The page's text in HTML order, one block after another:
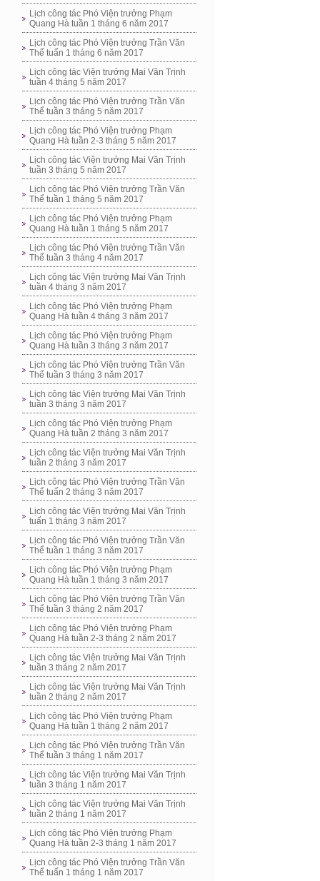
Lịch công tác Phó Viện trưởng Phạm
Quang Hà tuần 1 tháng 6 năm 2017
Lịch công tác Phó Viện trưởng Trần Văn
Thể tuấn 1 tháng 6 năm 2017
Lịch công tác Viện trưởng Mai Văn Trịnh
tuần 4 tháng 5 năm 2017
Lịch công tác Phó Viện trưởng Trần Văn
Thể tuần 3 tháng 5 năm 2017
Lịch công tác Phó Viện trưởng Phạm
Quang Hà tuần 2-3 tháng 5 năm 2017
Lịch công tác Viện trưởng Mai Văn Trịnh
tuần 3 tháng 5 năm 2017
Lịch công tác Phó Viện trưởng Trần Văn
Thể tuần 1 tháng 5 năm 2017
Lịch công tác Phó Viện trưởng Phạm
Quang Hà tuần 1 tháng 5 năm 2017
Lịch công tác Phó Viện trưởng Trần Văn
Thể tuần 3 tháng 4 năm 2017
Lịch công tác Viện trưởng Mai Văn Trịnh
tuần 4 tháng 3 năm 2017
Lịch công tác Phó Viện trưởng Phạm
Quang Hà tuần 4 tháng 3 năm 2017
Lịch công tác Phó Viện trưởng Phạm
Quang Hà tuần 3 tháng 3 năm 2017
Lịch công tác Phó Viện trưởng Trần Văn
Thể tuần 3 tháng 3 năm 2017
Lịch công tác Viện trưởng Mai Văn Trịnh
tuần 3 tháng 3 năm 2017
Lịch công tác Phó Viện trưởng Phạm
Quang Hà tuần 2 tháng 3 năm 2017
Lịch công tác Viện trưởng Mai Văn Trịnh
tuần 2 tháng 3 năm 2017
Lịch công tác Phó Viện trưởng Trần Văn
Thể tuấn 2 tháng 3 năm 2017
Lịch công tác Viện trưởng Mai Văn Trịnh
tuấn 1 tháng 3 năm 2017
Lịch công tác Phó Viện trưởng Trần Văn
Thể tuần 1 tháng 3 năm 2017
Lịch công tác Phó Viện trưởng Phạm
Quang Hà tuần 1 tháng 3 năm 2017
Lịch công tác Phó Viện trưởng Trần Văn
Thể tuần 3 tháng 2 năm 2017
Lịch công tác Phó Viện trưởng Phạm
Quang Hà tuần 2-3 tháng 2 năm 2017
Lịch công tác Viện trưởng Mai Văn Trịnh
tuần 3 tháng 2 năm 2017
Lịch công tác Viện trưởng Mai Văn Trịnh
tuần 2 tháng 2 năm 2017
Lịch công tác Phó Viện trưởng Phạm
Quang Hà tuần 1 tháng 2 năm 2017
Lịch công tác Phó Viện trưởng Trần Văn
Thể tuần 3 tháng 1 năm 2017
Lịch công tác Viện trưởng Mai Văn Trịnh
tuần 3 tháng 1 năm 2017
Lịch công tác Viện trưởng Mai Văn Trịnh
tuần 2 tháng 1 năm 2017
Lịch công tác Phó Viện trưởng Phạm
Quang Hà tuần 2-3 tháng 1 năm 2017
Lịch công tác Phó Viện trưởng Trần Văn
Thể tuấn 1 tháng 1 năm 2017